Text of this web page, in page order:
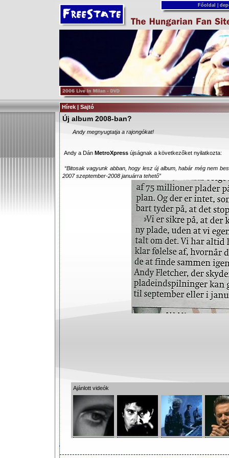
Főoldal
Hírek | Sajtó
Új album 2008-ban?
Andy megnyugtatja a rajongókat!
Andy a Dán MetroXpress újságnak a következőket nyilatkozta:
“Bitosak vagyunk abban, hogy lesz új album, habár még nem
2007 szeptember-2008 januárra tehető”
Ajánlott videók